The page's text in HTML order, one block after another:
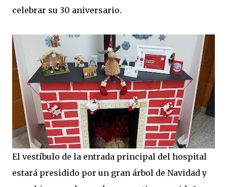
celebrar su 30 aniversario.
El vestíbulo de la entrada principal del hospital
estará presidido por un gran árbol de Navidad y